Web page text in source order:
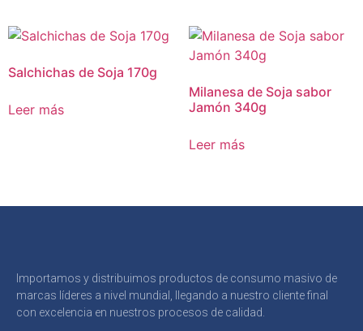
Salchichas de Soja 170g
Leer más
Milanesa de Soja sabor
Jamón 340g
Leer más
Importamos y distribuimos productos de consumo masivo de
marcas líderes a nivel mundial, llegando a nuestro cliente final
con excelencia en nuestros procesos de calidad.